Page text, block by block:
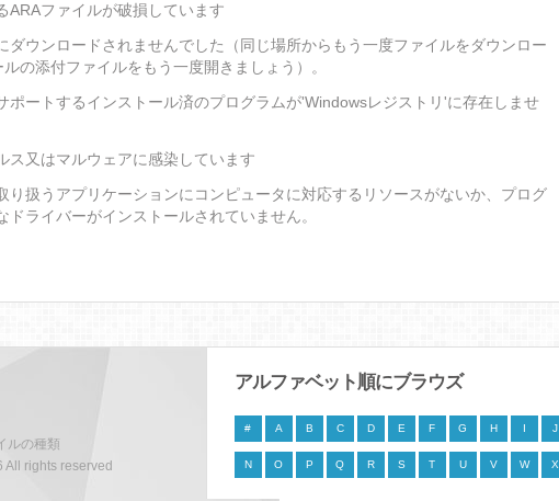
ARAファイルが破損しています
ダウンロードされませんでした（同じ場所からもう一度ファイルをダウンロー
ルの添付ファイルをもう一度開きましょう）。
ポートするインストール済のプログラムが'Windowsレジストリ'に存在しませ
ス又はマルウェアに感染しています
り扱うアプリケーションにコンピュータに対応するリソースがないか、プログ
ドライバーがインストールされていません。
ルの種類
rights reserved
アルファベット順にブラウズ
# A B C D E F G H I J
N O P Q R S T U V W X